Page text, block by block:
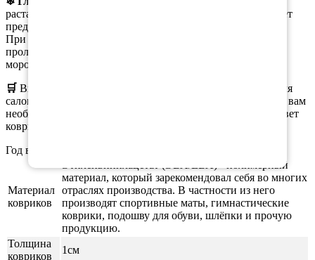
растаявший снег с ботинок в ячейки коврика, что помогает
предотвратить образование луж на коврике.
При этом, при вынимании коврика из салона, вода не
проливается, а коврики остаются эластичными даже при
морозе.
🛒 Вы можете
как полный комплект ковриков для
салона, так и отдельные коврики. При оформлении заказа вам
необходимо выбрать нужную комплектацию, материал, цвет
коврика и окантовки.
Год выпуска а/м: 2011, 2012, 2013, 2014
Материал
ковриков
Этиленвинилацетат (ЭВА/ЕВА) - полимерный
материал, который зарекомендовал себя во многих
отраслях производства. В частности из него
производят спортивные маты, гимнастические
коврики, подошву для обуви, шлёпки и прочую
продукцию.
Толщина
ковриков
1см